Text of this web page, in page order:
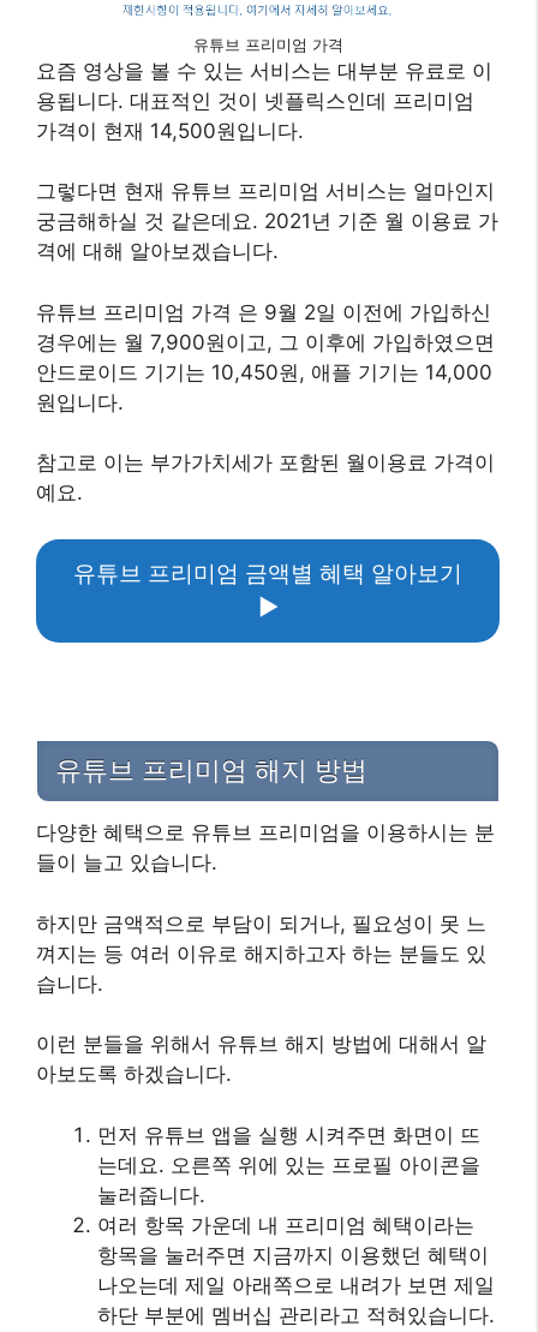
유튜브 프리미엄 가격
요즘 영상을 볼 수 있는 서비스는 대부분 유료로 이
용됩니다. 대표적인 것이 넷플릭스인데 프리미엄
가격이 현재 14,500원입니다.
그렇다면 현재 유튜브 프리미엄 서비스는 얼마인지
궁금해하실 것 같은데요. 2021년 기준 월 이용료 가
격에 대해 알아보겠습니다.
유튜브 프리미엄 가격 은 9월 2일 이전에 가입하신
경우에는 월 7,900원이고, 그 이후에 가입하였으면
안드로이드 기기는 10,450원, 애플 기기는 14,000
원입니다.
참고로 이는 부가가치세가 포함된 월이용료 가격이
예요.
유튜브 프리미엄 금액별 혜택 알아보기
▶
유튜브 프리미엄 해지 방법
다양한 혜택으로 유튜브 프리미엄을 이용하시는 분
들이 늘고 있습니다.
하지만 금액적으로 부담이 되거나, 필요성이 못 느
껴지는 등 여러 이유로 해지하고자 하는 분들도 있
습니다.
이런 분들을 위해서 유튜브 해지 방법에 대해서 알
아보도록 하겠습니다.
먼저 유튜브 앱을 실행 시켜주면 화면이 뜨
는데요. 오른쪽 위에 있는 프로필 아이콘을
눌러줍니다.
여러 항목 가운데 내 프리미엄 혜택이라는
항목을 눌러주면 지금까지 이용했던 혜택이
나오는데 제일 아래쪽으로 내려가 보면 제일
하단 부분에 멤버십 관리라고 적혀있습니다.